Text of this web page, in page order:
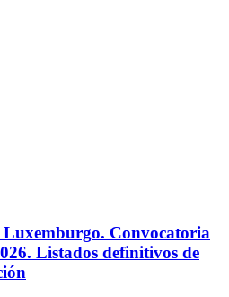
Luxemburgo. Convocatoria
Listados definitivos de